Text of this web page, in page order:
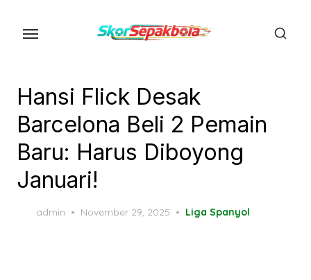
Hansi Flick Desak
Barcelona Beli 2 Pemain
Baru: Harus Diboyong
Januari!
admin
Posted
November 29, 2025 Liga Spanyol